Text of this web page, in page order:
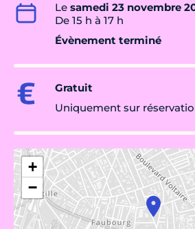
Le samedi 23 novembre
De 15 h à 17 h
Évènement terminé
Gratuit
Uniquement sur
+
−